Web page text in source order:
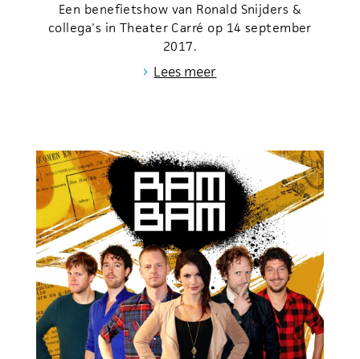
Een benefietshow van Ronald Snijders &
collega's in Theater Carré op 14 september
2017.
› Lees meer